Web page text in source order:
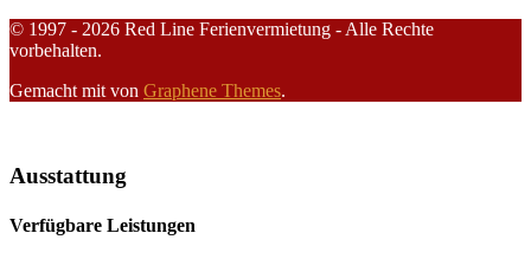
© 1997 - 2026 Red Line Ferienvermietung - Alle Rechte
vorbehalten.
Gemacht mit von Graphene Themes.
Ausstattung
Verfügbare Leistungen